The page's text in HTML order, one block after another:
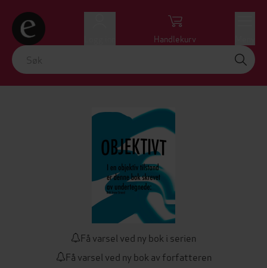
Handlekurv
Få varsel ved ny bok i serien
Få varsel ved ny bok av forfatteren